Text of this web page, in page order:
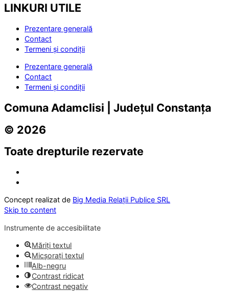
LINKURI UTILE
Prezentare generală
Contact
Termeni și condiții
Prezentare generală
Contact
Termeni și condiții
Comuna Adamclisi | Județul Constanța
© 2026
Toate drepturile rezervate
Concept realizat de Big Media Relații Publice SRL
Skip to content
Instrumente de accesibilitate
Măriți textul
Micșorați textul
Alb-negru
Contrast ridicat
Contrast negativ